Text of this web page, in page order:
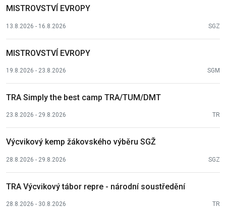
MISTROVSTVÍ EVROPY
13.8.2026 - 16.8.2026 SGZ
MISTROVSTVÍ EVROPY
19.8.2026 - 23.8.2026 SGM
TRA Simply the best camp TRA/TUM/DMT
23.8.2026 - 29.8.2026 TR
Výcvikový kemp žákovského výběru SGŽ
28.8.2026 - 29.8.2026 SGZ
TRA Výcvikový tábor repre - národní soustředění
28.8.2026 - 30.8.2026 TR